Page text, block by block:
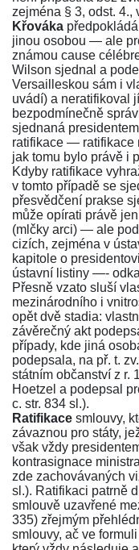
zejména § 3, odst. 4.,
Křováka
jinou osobou — ale
známou cause
Wilson sjednal a
Versailleskou sám i
uvádí) a neratifikoval
bezpodmínečně
sjednaná
ratifikace — ratifikace
jak tomu bylo právě i
Kdyby ratifikace
v tomto případě se
přesvědčení prakse
může opírati právě
(mlčky arci) — ale
cizích, zejména v
kapitole o
ústavní listiny —-
Přesně vzato sluší
mezinárodního i
opět dvě stadia:
závěrečný akt
případy, kde jiná
podepsala, na př. t.
státním občanství z r.
Hoetzel a podepsal
c. str. 834 sl.).
Ratifikace smlouvy,
závaznou pro státy,
však vždy
kontrasignace
zde zachovávaných
sl.). Ratifikaci patrně
smlouvě uzavřené
335) zřejmým
smlouvy, ač ve